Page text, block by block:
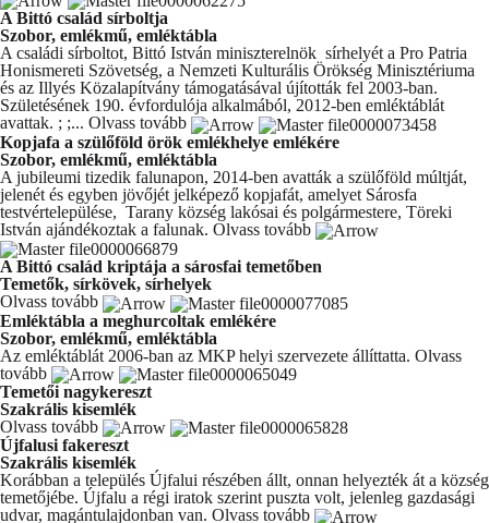
A Bittó család sírboltja
Szobor, emlékmű, emléktábla
A családi sírboltot, Bittó István miniszterelnök sírhelyét a Pro Patria
Honismereti Szövetség, a Nemzeti Kulturális Örökség Minisztériuma
és az Illyés Közalapítvány támogatásával újították fel 2003-ban.
Születésének 190. évfordulója alkalmából, 2012-ben emléktáblát
avattak. ; ;... Olvass tovább
Kopjafa a szülőföld örök emlékhelye emlékére
Szobor, emlékmű, emléktábla
A jubileumi tizedik falunapon, 2014-ben avatták a szülőföld múltját,
jelenét és egyben jövőjét jelképező kopjafát, amelyet Sárosfa
testvértelepülése, Tarany község lakósai és polgármestere, Töreki
István ajándékoztak a falunak. Olvass tovább
A Bittó család kriptája a sárosfai temetőben
Temetők, sírkövek, sírhelyek
Olvass tovább
Emléktábla a meghurcoltak emlékére
Szobor, emlékmű, emléktábla
Az emléktáblát 2006-ban az MKP helyi szervezete állíttatta. Olvass
tovább
Temetői nagykereszt
Szakrális kisemlék
Olvass tovább
Újfalusi fakereszt
Szakrális kisemlék
Korábban a település Újfalui részében állt, onnan helyezték át a község
temetőjébe. Újfalu a régi iratok szerint puszta volt, jelenleg gazdasági
udvar, magántulajdonban van. Olvass tovább